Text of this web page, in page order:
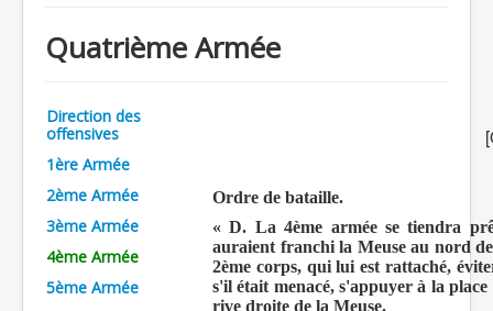
Chronologie
Organisation
Avions
Personnels
Formation
Doctrines
Quatrième Armée
Direction des
offensives
1ère Armée
2ème Armée
3ème Armée
4ème Armée
5ème Armée
Ordre de bataille.
« D. La 4ème armée se tiendra
auraient franchi la Meuse au nord
2ème corps, qui lui est rattaché,
s'il était menacé, s'appuyer à la
rive droite de la Meuse.